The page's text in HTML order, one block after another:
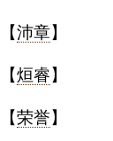
沛章】
烜睿】
荣誉】